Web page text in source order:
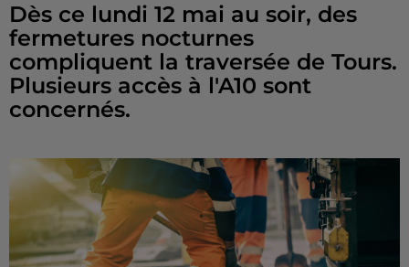
Dès ce lundi 12 mai au soir, des
fermetures nocturnes
compliquent la traversée de Tours.
Plusieurs accès à l'A10 sont
concernés.